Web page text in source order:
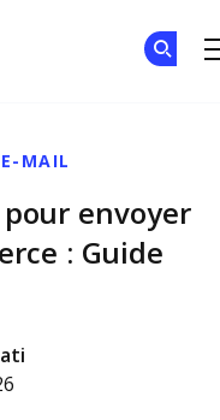
MAIL
envoyer
: Guide